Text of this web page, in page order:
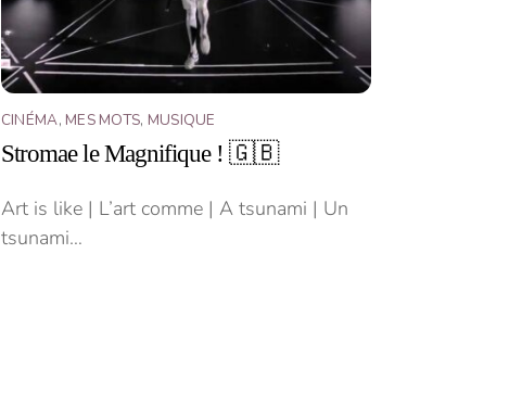
CINÉMA, MES MOTS, MUSIQUE
Stromae le Magnifique ! 🇬🇧
Art is like | L’art comme | A tsunami | Un
tsunami…